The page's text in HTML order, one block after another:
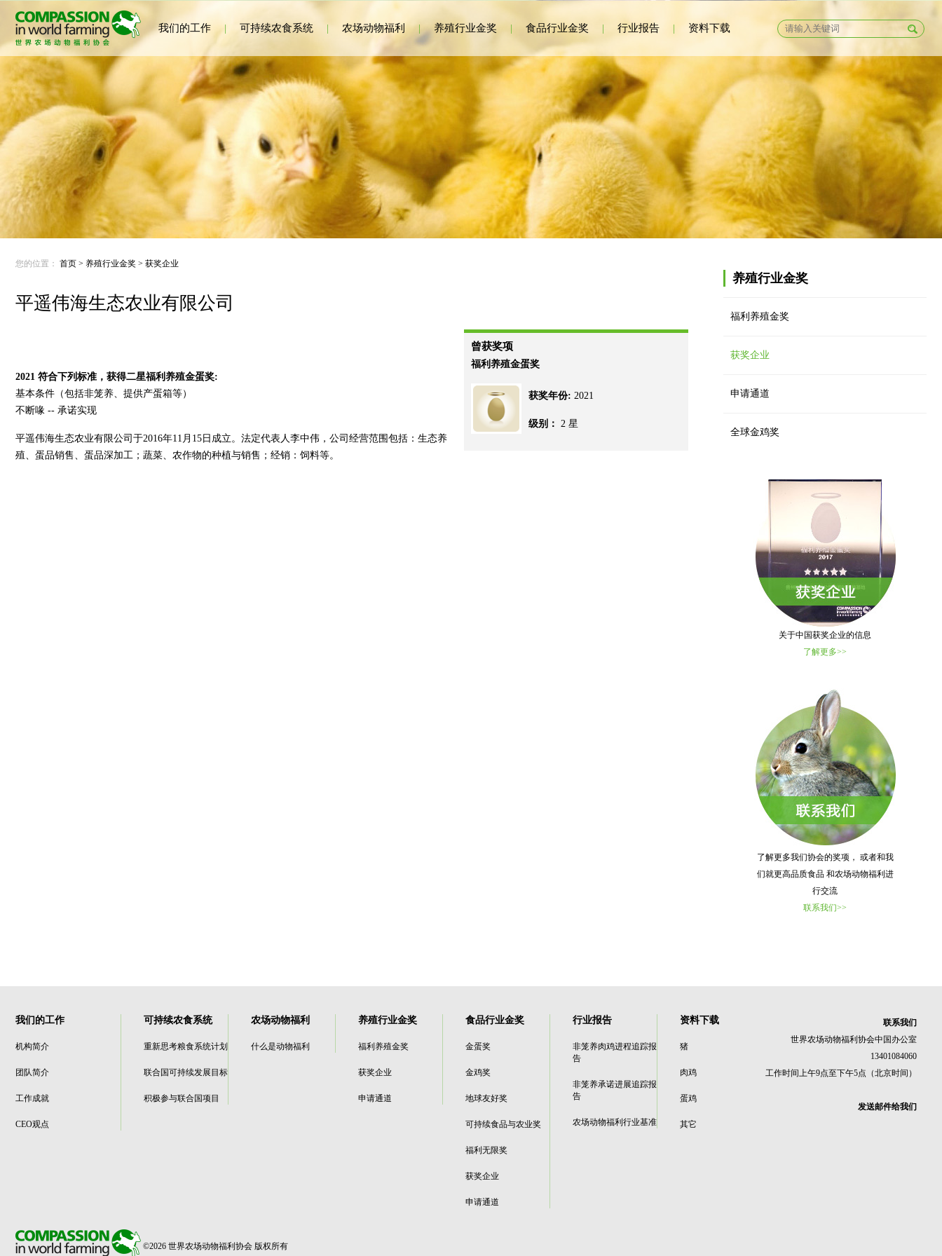
我们的工作 | 可持续农食系统 | 农场动物福利 | 养殖行业金奖 | 食品行业金奖 | 行业报告 | 资料下载
养殖行业金奖
福利养殖金奖
获奖企业
申请通道
全球金鸡奖
关于中国获奖企业的信息
了解更多>>
了解更多我们协会的奖项， 或者和我
们就更高品质食品 和农场动物福利进
行交流
联系我们>>
您的位置： 首页 > 养殖行业金奖 > 获奖企业
平遥伟海生态农业有限公司
曾获奖项
福利养殖金蛋奖
获奖年份: 2021
级别： 2 星
2021 符合下列标准，获得二星福利养殖金蛋奖:
基本条件（包括非笼养、提供产蛋箱等）
不断喙 -- 承诺实现
平遥伟海生态农业有限公司于2016年11月15日成立。法定代表人李中伟，公司经营范围包括：生态养
殖、蛋品销售、蛋品深加工；蔬菜、农作物的种植与销售；经销：饲料等。
我们的工作
机构简介
团队简介
工作成就
CEO观点
可持续农食系统
重新思考粮食系统计划
联合国可持续发展目标
积极参与联合国项目
农场动物福利
什么是动物福利
养殖行业金奖
福利养殖金奖
获奖企业
申请通道
食品行业金奖
金蛋奖
金鸡奖
地球友好奖
可持续食品与农业奖
福利无限奖
获奖企业
申请通道
行业报告
非笼养肉鸡进程追踪报
告
非笼养承诺进展追踪报
告
农场动物福利行业基准
资料下载
猪
肉鸡
蛋鸡
其它
联系我们
世界农场动物福利协会中国办公室
13401084060
工作时间上午9点至下午5点（北京时间）
发送邮件给我们
©2026 世界农场动物福利协会 版权所有